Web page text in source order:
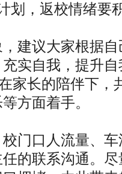
划，返校情绪要
建议大家根据
实自我，提升
家长的陪伴下
方面着手。
门口人流量、
的联系沟通。